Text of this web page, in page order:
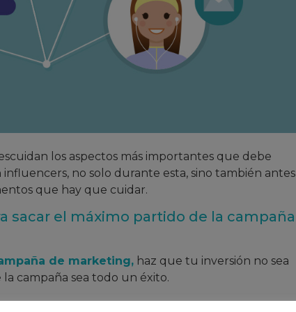
los aspectos más importantes que debe
no solo durante esta, sino también antes
que hay que cuidar.
sacar el máximo partido de la campaña
de marketing, haz que tu inversión no sea
la campaña sea todo un éxito.